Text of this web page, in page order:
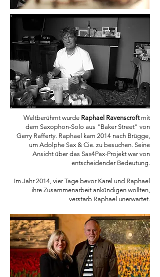
Weltberühmt wurde Raphael Ravenscroft mit
dem Saxophon-Solo aus "Baker Street" von
Gerry Rafferty. Raphael kam 2014 nach Brügge,
um Adolphe Sax & Cie. zu besuchen. Seine
Ansicht über das Sax4Pax-Projekt war von
entscheidender Bedeutung.
Im Jahr 2014, vier Tage bevor Karel und Raphael
ihre Zusammenarbeit ankündigen wollten,
verstarb Raphael unerwartet.